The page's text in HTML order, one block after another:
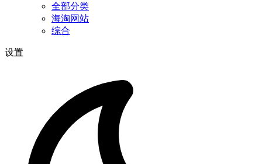
全部分类
海淘网站
综合
设置